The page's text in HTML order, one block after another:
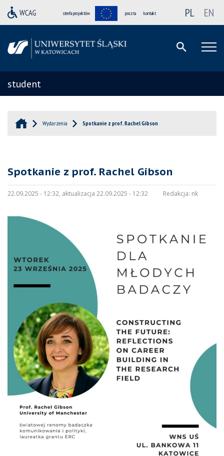
strefa projektów poczta kontakt PL EN
student
Wydarzenia Spotkanie z prof. Rachel Gibson
Spotkanie z prof. Rachel Gibson
22.09.2025 - 12:32, aktualizacja 22.09.2025 - 12:32 Redakcja: nk